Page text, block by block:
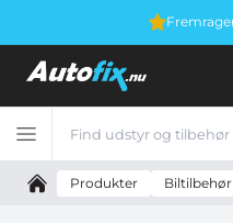
Fremragende på Trustpilot
Produkter Biltilbehør